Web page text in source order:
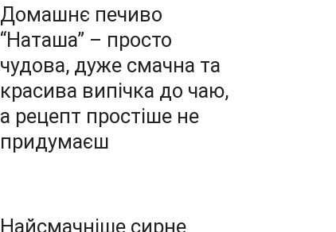
Домашнє печиво
“Наташа” – просто
чудова, дуже смачна та
красива випічка до чаю,
а рецепт простіше не
придумаєш
Найсмачніше сирне